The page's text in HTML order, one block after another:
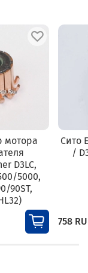
мотора
D3LC,
5000,
90ST,
Сито
/
758